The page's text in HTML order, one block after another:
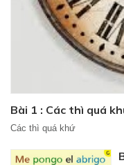
Bài 1 : Các thì quá
Các thì quá khứ